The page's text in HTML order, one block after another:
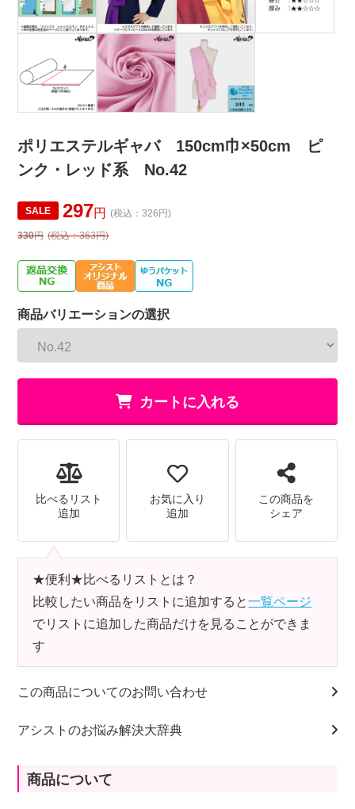
ポリエステルギャバ 150cm巾×50cm ピ
ンク・レッド系 No.42
SALE 297円 (税込：326円)
330円 (税込：363円)
商品バリエーションの選択
カートに入れる
比べるリスト
追加
お気に入り
追加
この商品を
シェア
★便利★比べるリストとは？
比較したい商品をリストに追加すると一覧ページ
でリストに追加した商品だけを見ることができま
す
この商品についてのお問い合わせ
アシストのお悩み解決大辞典
商品について